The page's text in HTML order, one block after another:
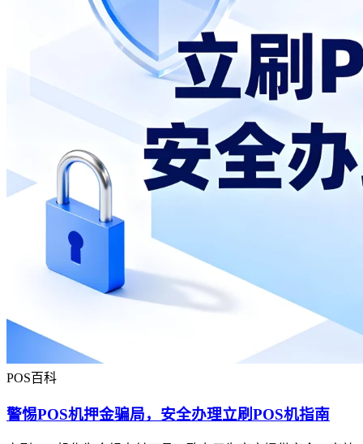
POS百科
警惕POS机押金骗局，安全办理立刷POS机指南